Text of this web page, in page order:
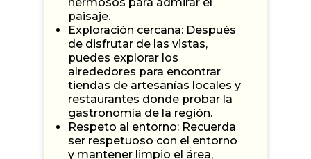
paisaje.
Exploración cercana: Después
de disfrutar de las vistas,
puedes explorar los
alrededores para encontrar
tiendas de artesanías locales y
restaurantes donde probar la
gastronomía de la región.
Respeto al entorno: Recuerda
ser respetuoso con el entorno
y mantener limpio el área,